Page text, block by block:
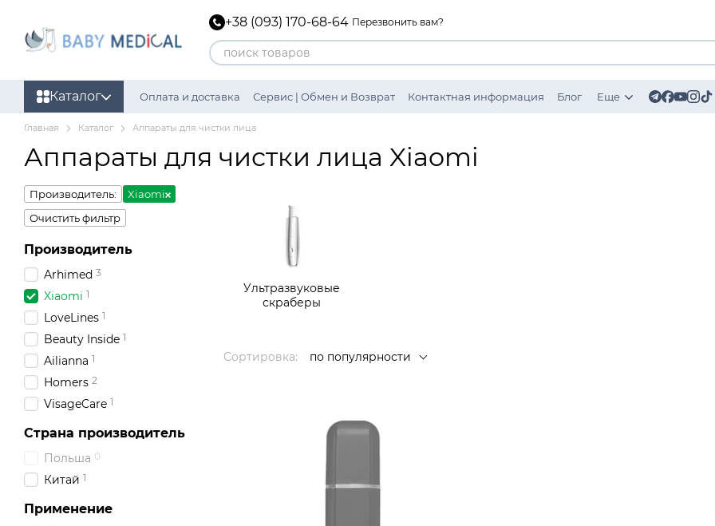
+38 (093) 170-68-64 Перезвонить вам?
Каталог Оплата и доставка Сервис | Обмен и Возврат Контактная информация Блог Еще
Главная Каталог Аппараты для чистки лица
Аппараты для чистки лица Xiaomi
Ультразвуковые
скраберы
Сортировка: по популярности
Производитель:
Xiaomi
Очистить фильтр
Производитель
Arhimed 3
Xiaomi 1
LoveLines 1
Beauty Inside 1
Ailianna 1
Homers 2
VisageCare 1
Страна производитель
Польша 0
Китай 1
Применение